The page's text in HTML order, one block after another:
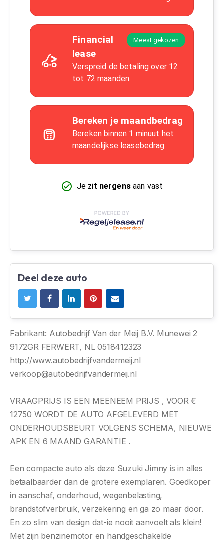
Deel deze auto
Fabrikant: Autobedrijf Van der Meij B.V. Munewei 2
9172GR FERWERT, NL 0518412323
http://www.autobedrijfvandermeij.nl
verkoop@autobedrijfvandermeij.nl
VRAAGPRIJS IS EEN MEENEEM PRIJS , VOOR €
12750 WORDT DE AUTO AFGELEVERD MET
ONDERHOUDSBEURT VOLGENS SCHEMA, NIEUWE
APK EN 6 MAAND GARANTIE .
Een compacte auto als deze Suzuki Jimny is in alles
betaalbaarder dan de grotere exemplaren. Goedkoper
in aanschaf, onderhoud, wegenbelasting,
brandstofverbruik, verzekering en ga zo maar door.
En zo slim van design dat-ie nooit aanvoelt als klein!
Met zijn benzinemotor en handgeschakelde